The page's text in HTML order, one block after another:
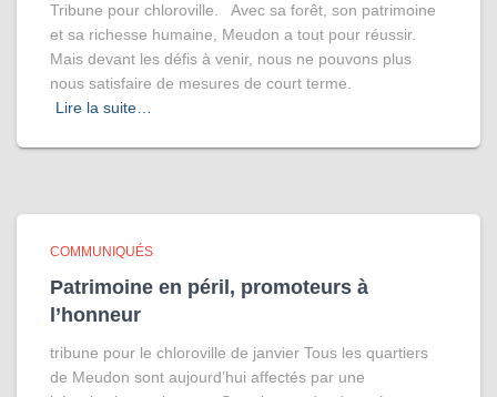
Tribune pour chloroville. Avec sa forêt, son patrimoine
et sa richesse humaine, Meudon a tout pour réussir.
Mais devant les défis à venir, nous ne pouvons plus
nous satisfaire de mesures de court terme.
Lire la suite…
COMMUNIQUÉS
Patrimoine en péril, promoteurs à
l’honneur
tribune pour le chloroville de janvier Tous les quartiers
de Meudon sont aujourd’hui affectés par une